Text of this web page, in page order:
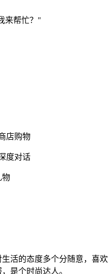
来帮忙？"
店购物
度对话
物
活的态度多个分随意，喜欢
是个时尚达人。